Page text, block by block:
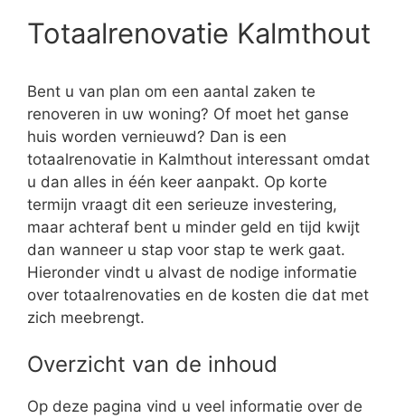
Totaalrenovatie Kalmthout
Bent u van plan om een aantal zaken te
renoveren in uw woning? Of moet het ganse
huis worden vernieuwd? Dan is een
totaalrenovatie in Kalmthout interessant omdat
u dan alles in één keer aanpakt. Op korte
termijn vraagt dit een serieuze investering,
maar achteraf bent u minder geld en tijd kwijt
dan wanneer u stap voor stap te werk gaat.
Hieronder vindt u alvast de nodige informatie
over totaalrenovaties en de kosten die dat met
zich meebrengt.
Overzicht van de inhoud
Op deze pagina vind u veel informatie over de